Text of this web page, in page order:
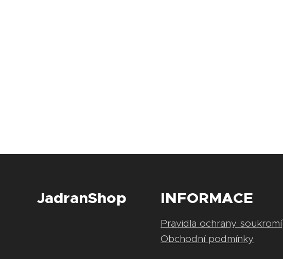
JadranShop INFORMACE
Pravidla ochrany soukromí
Obchodní podmínky